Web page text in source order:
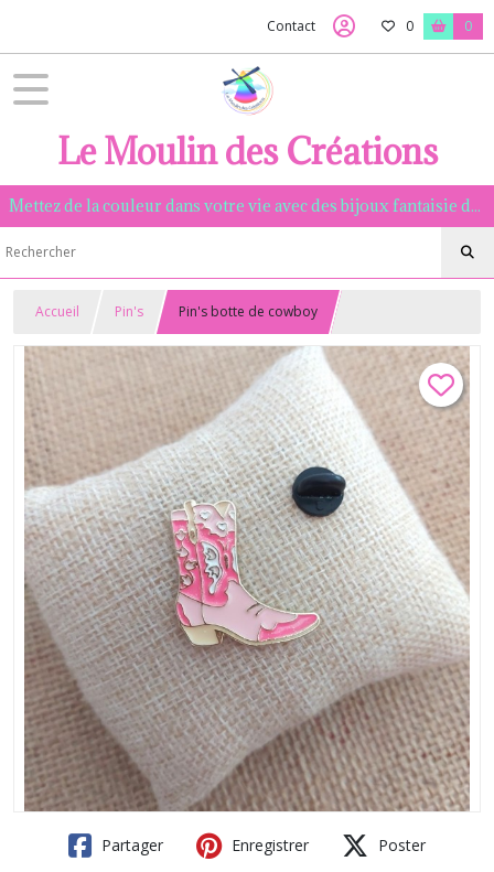
Contact 0 0
Le Moulin des Créations
Mettez de la couleur dans votre vie avec des bijoux fantaisie de qualité, assemblés à la main dans la Manche.
Accueil Pin's Pin's botte de cowboy
Partager Enregistrer Poster